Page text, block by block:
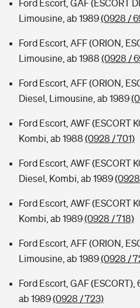
Ford Escort, GAF (ESCORT
Limousine, ab 1989(0928 /
Ford Escort, AFF (ORION,
Limousine, ab 1988 (0928 /
Ford Escort, AFF (ORION,
Diesel, Limousine, ab 1989
Ford Escort, AWF (ESCORT
Kombi, ab 1988 (0928 / 701)
Ford Escort, AWF (ESCORT
Diesel, Kombi, ab 1989
Ford Escort, AWF (ESCORT
Kombi, ab 1989(0928 / 718)
Ford Escort, AFF (ORION,
Limousine, ab 1989(0928 /
Ford Escort, GAF
ab 1989(0928 / 723)